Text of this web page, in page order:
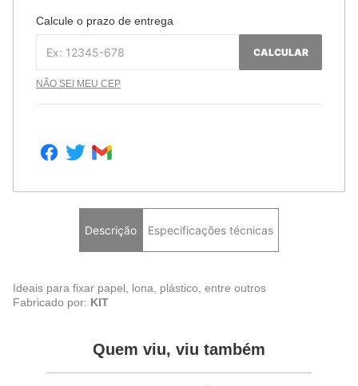
Calcule o prazo de entrega
CALCULAR
NÃO SEI MEU CEP
Descrição Especificações técnicas
Ideais para fixar papel, lona, plástico, entre outros
Fabricado por: KIT
Quem viu, viu também